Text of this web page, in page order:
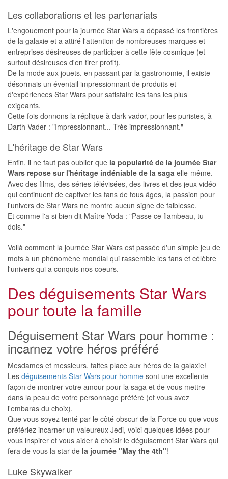
Les collaborations et les partenariats
L'engouement pour la journée Star Wars a dépassé les frontières
de la galaxie et a attiré l'attention de nombreuses marques et
entreprises désireuses de participer à cette fête cosmique (et
surtout désireuses d'en tirer profit).
De la mode aux jouets, en passant par la gastronomie, il existe
désormais un éventail impressionnant de produits et
d'expériences Star Wars pour satisfaire les fans les plus
exigeants.
Cette fois donnons la réplique à dark vador, pour les puristes, à
Darth Vader : "Impressionnant... Très impressionnant."
L'héritage de Star Wars
Enfin, il ne faut pas oublier que la popularité de la journée Star
Wars repose sur l'héritage indéniable de la saga elle-même.
Avec des films, des séries télévisées, des livres et des jeux vidéo
qui continuent de captiver les fans de tous âges, la passion pour
l'univers de Star Wars ne montre aucun signe de faiblesse.
Et comme l'a si bien dit Maître Yoda : "Passe ce flambeau, tu
dois."
Voilà comment la journée Star Wars est passée d'un simple jeu de
mots à un phénomène mondial qui rassemble les fans et célèbre
l'univers qui a conquis nos coeurs.
Des déguisements Star Wars
pour toute la famille
Déguisement Star Wars pour homme :
incarnez votre héros préféré
Mesdames et messieurs, faites place aux héros de la galaxie!
Les déguisements Star Wars pour homme sont une excellente
façon de montrer votre amour pour la saga et de vous mettre
dans la peau de votre personnage préféré (et vous avez
l'embaras du choix).
Que vous soyez tenté par le côté obscur de la Force ou que vous
préfériez incarner un valeureux Jedi, voici quelques idées pour
vous inspirer et vous aider à choisir le déguisement Star Wars qui
fera de vous la star de la journée "May the 4th"!
Luke Skywalker